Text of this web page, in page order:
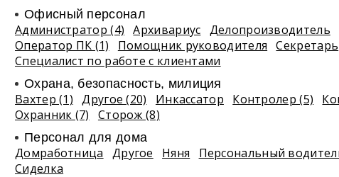
Офисный персонал
Администратор (4) Архивариус Делопроизводитель
Оператор ПК (1)
Помощник руководителя Секретарь
Специалист по работе с клиентами
Охрана, безопасность, милиция
Вахтер (1) Другое (20) Инкассатор Контролер (5)
Охранник (7)
Сторож (8)
Персонал для дома
Домработница Другое Няня Персональный
Сиделка